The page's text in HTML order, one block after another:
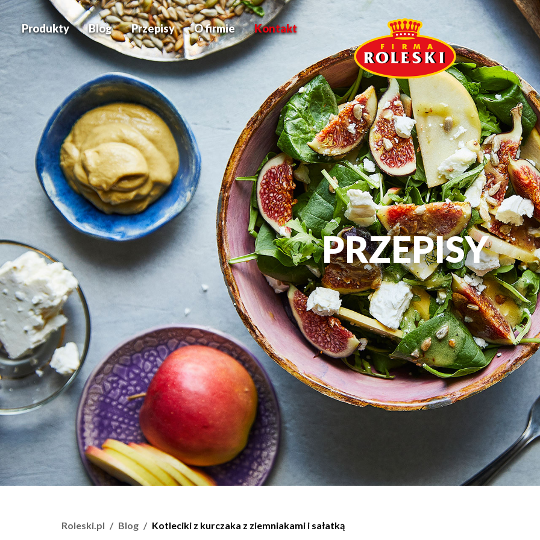
Produkty Blog Przepisy O firmie Kontakt
PRZEPISY
Roleski.pl Blog Kotleciki z kurczaka z ziemniakami i sałatką